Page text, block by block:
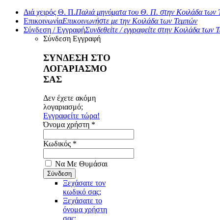
Διά χειρός Θ. Π.Παλιά μηνύματα του Θ. Π. στην Κοιλάδα των
ΕπικοινωνίαΕπικοινωνήστε με την Κοιλάδα των Τεμπών
Σύνδεση / ΕγγραφήΣυνδεθείτε / εγγραφείτε στην Κοιλάδα των
Σύνδεση Εγγραφή
ΣΥΝΔΕΣΗ ΣΤΟ
ΛΟΓΑΡΙΑΣΜΟ
ΣΑΣ
Δεν έχετε ακόμη
λογαριασμό;
Εγγραφείτε τώρα!
Όνομα χρήστη *
Κωδικός *
Να Με Θυμάσαι
Ξεχάσατε τον
κωδικό σας;
Ξεχάσατε το
όνομα χρήστη